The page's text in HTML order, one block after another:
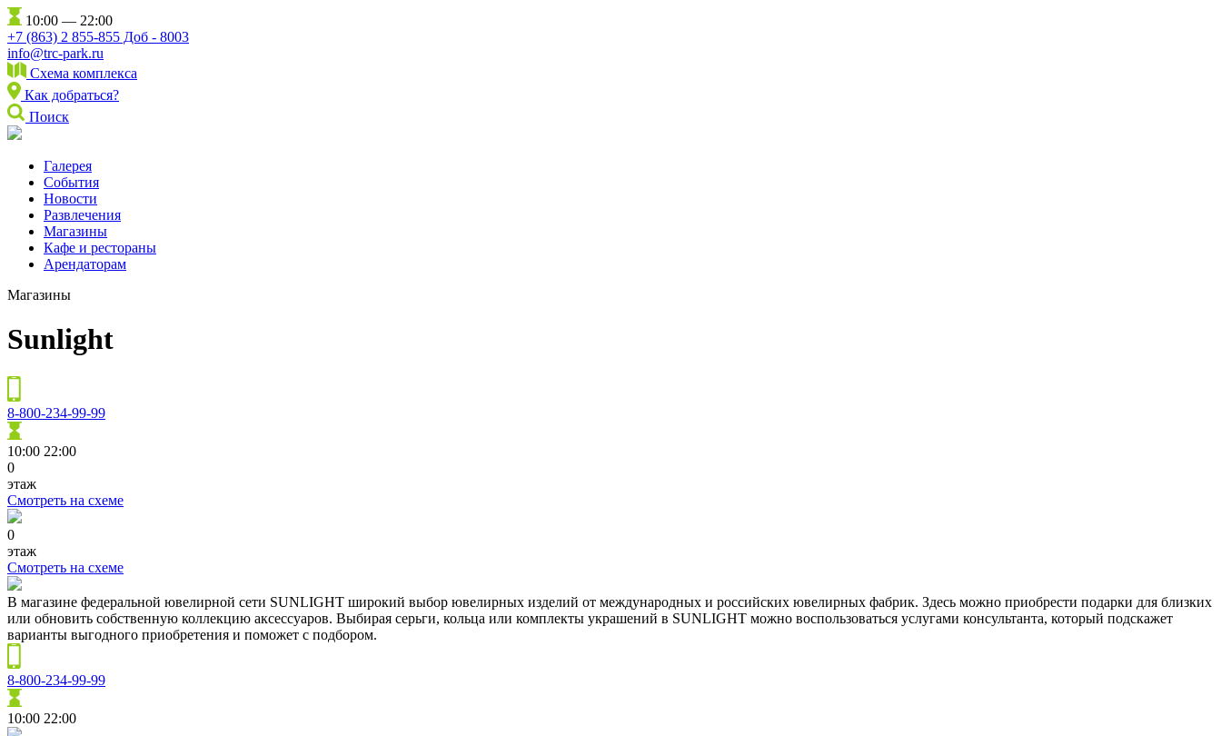
10:00 — 22:00
+7 (863) 2 855-855 Доб - 8003
info@trc-park.ru
Схема комплекса
Как добраться?
Поиск
Галерея
События
Новости
Развлечения
Магазины
Кафе и рестораны
Арендаторам
Магазины
Sunlight
8-800-234-99-99
10:00 22:00
0
этаж
Смотреть на схеме
0
этаж
Смотреть на схеме
В магазине федеральной ювелирной сети SUNLIGHT широкий выбор ювелирных изделий от международных и российских ювелирных фабрик. Здесь можно приобрести подарки для близких
или обновить собственную коллекцию аксессуаров. Выбирая серьги, кольца или комплекты украшений в SUNLIGHT можно воспользоваться услугами консультанта, который подскажет
варианты выгодного приобретения и поможет с подбором.
8-800-234-99-99
10:00 22:00